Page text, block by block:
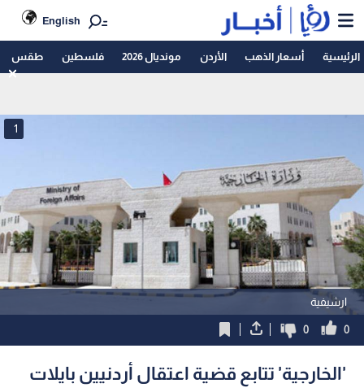
English
الرئيسية أسعار الذهب الأردن مونديال 2026 فلسطين طقس
ارشيفية
1
0
0
'الخارجية' تتابع قضية اعتقال أردنيين بايلات